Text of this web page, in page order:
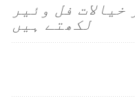
فل وئیر
لکھتے ہیں